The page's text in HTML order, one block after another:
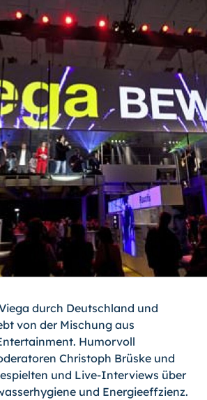
durch Deutschland und
von der Mischung aus
Humorvoll
Christoph Brüske und
und Live-Interviews über
und Energieeffzienz.